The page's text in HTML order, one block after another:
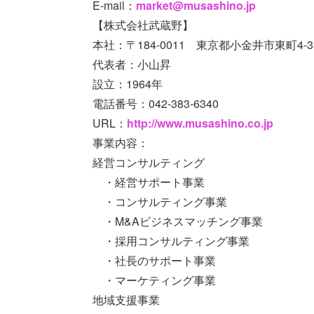
E-mail： market@musashino.jp
【株式会社武蔵野】
本社：〒184-0011 東京都小金井市東町4-
代表者：小山昇
設立：1964年
電話番号：042-383-6340
URL： http://www.musashino.co.jp
事業内容：
経営コンサルティング
・経営サポート事業
・コンサルティング事業
・M&Aビジネスマッチング事業
・採用コンサルティング事業
・社長のサポート事業
・マーケティング事業
地域支援事業